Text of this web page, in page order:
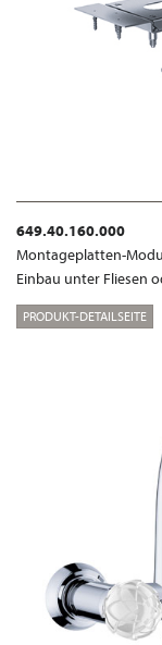
649.40.160.000
Montageplatten-
Einbau unter Fliesen
PRODUKT-DETAILSEITE